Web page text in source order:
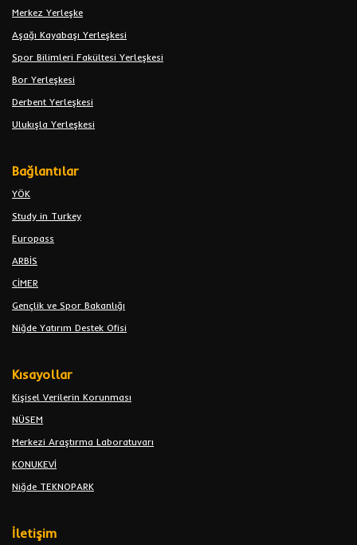
Merkez Yerleşke
Aşağı Kayabaşı Yerleşkesi
Spor Bilimleri Fakültesi Yerleşkesi
Bor Yerleşkesi
Derbent Yerleşkesi
Ulukışla Yerleşkesi
Bağlantılar
YÖK
Study in Turkey
Europass
ARBİS
CİMER
Gençlik ve Spor Bakanlığı
Niğde Yatırım Destek Ofisi
Kısayollar
Kişisel Verilerin Korunması
NÜSEM
Merkezi Araştırma Laboratuvarı
KONUKEVİ
Niğde TEKNOPARK
İletişim